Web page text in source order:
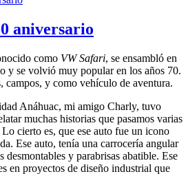
aniversario
como VW Safari, se ensambló en
y se volvió muy popular en los años 70.
campos, y como vehículo de aventura.
Anáhuac, mi amigo Charly, tuvo
muchas historias que pasamos varias
cierto es, que ese auto fue un icono
Ese auto, tenía una carrocería angular
desmontables y parabrisas abatible. Ese
en proyectos de diseño industrial que